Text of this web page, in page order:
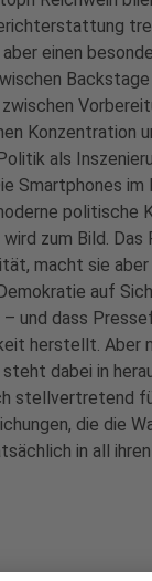
einen
Backstage
Konzentration
als
Smartphones im
politische
zum Bild. Das
macht sie aber
auf
– und dass
herstellt. Aber
dabei in
stellvertretend
die die
in all